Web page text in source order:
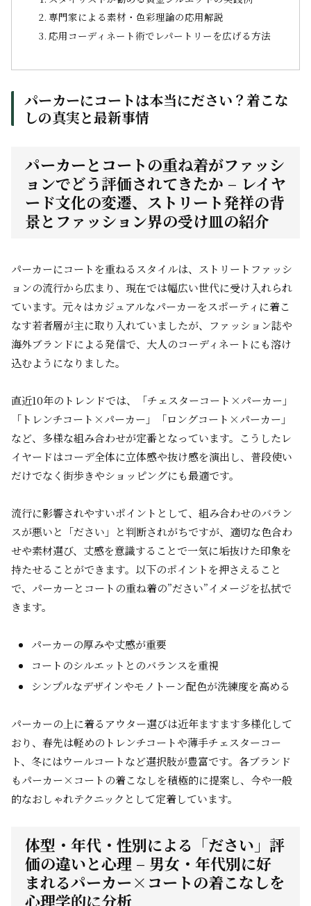
専門家による素材・色彩理論の応用解説
応用コーディネート術でレパートリーを広げる方法
パーカーにコートは本当にださい？着こな
しの真実と最新事情
パーカーとコートの重ね着がファッシ
ョンでどう評価されてきたか – レイヤ
ード文化の変遷、ストリート発祥の背
景とファッション界の受け皿の紹介
パーカーにコートを重ねるスタイルは、ストリートファッシ
ョンの流行から広まり、現在では幅広い世代に受け入れられ
ています。元々はカジュアルなパーカーをスポーティに着こ
なす若者層が主に取り入れていましたが、ファッション誌や
海外ブランドによる発信で、大人のコーディネートにも溶け
込むようになりました。
直近10年のトレンドでは、「チェスターコート×パーカー」
「トレンチコート×パーカー」「ロングコート×パーカー」
など、多様な組み合わせが定番となっています。こうしたレ
イヤードはコーデ全体に立体感や抜け感を演出し、普段使い
だけでなく街歩きやショッピングにも最適です。
流行に影響されやすいポイントとして、組み合わせのバラン
スが悪いと「ださい」と判断されがちですが、適切な色合わ
せや素材選び、丈感を意識することで一気に垢抜けた印象を
持たせることができます。以下のポイントを押さえること
で、パーカーとコートの重ね着の”ださい”イメージを払拭で
きます。
パーカーの厚みや丈感が重要
コートのシルエットとのバランスを重視
シンプルなデザインやモノトーン配色が洗練度を高める
パーカーの上に着るアウター選びは近年ますます多様化して
おり、春先は軽めのトレンチコートや薄手チェスターコー
ト、冬にはウールコートなど選択肢が豊富です。各ブランド
もパーカー×コートの着こなしを積極的に提案し、今や一般
的なおしゃれテクニックとして定着しています。
体型・年代・性別による「ださい」評
価の違いと心理 – 男女・年代別に好
まれるパーカー×コートの着こなしを
心理学的に分析